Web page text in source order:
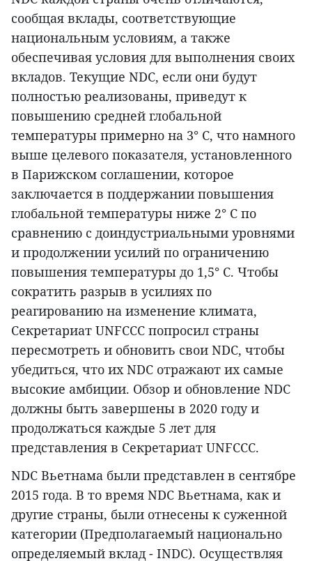
сообщая вклады, соответствующие
национальным условиям, а также
обеспечивая условия для выполнения своих
вкладов. Текущие NDC, если они будут
полностью реализованы, приведут к
повышению средней глобальной
температуры примерно на 3° C, что намного
выше целевого показателя, установленного
в Парижском соглашении, которое
заключается в поддержании повышения
глобальной температуры ниже 2° C по
сравнению с доиндустриальными уровнями
и продолжении усилий по ограничению
повышения температуры до 1,5° C. Чтобы
сократить разрыв в усилиях по
реагированию на изменение климата,
Секретариат UNFCCC попросил страны
пересмотреть и обновить свои NDC, чтобы
убедиться, что их NDC отражают их самые
высокие амбиции. Обзор и обновление NDC
должны быть завершены в 2020 году и
продолжаться каждые 5 лет для
представления в Секретариат UNFCCC.
NDC Вьетнама были представлен в сентябре
2015 года. В то время NDC Вьетнама, как и
другие страны, были отнесены к суженной
категории (Предполагаемый национально
определяемый вклад - INDC). Осуществляя